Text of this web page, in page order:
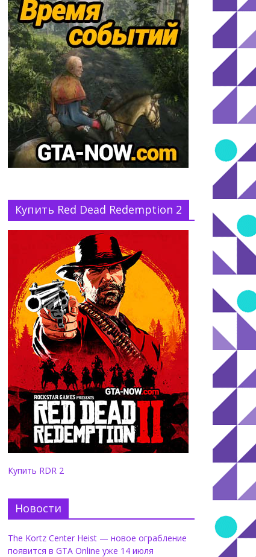
Купить Red Dead Redemption 2
Купить RDR 2
Новости
The Kortz Center Heist — новое ограбление
появится в GTA Online уже 14 июля